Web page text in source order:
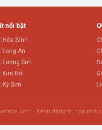
nổi bật
Hòa Bình
Long An
Lương Sơn
Kim Bôi
Kỳ Sơn
- Kênh đăng tin bán nhà